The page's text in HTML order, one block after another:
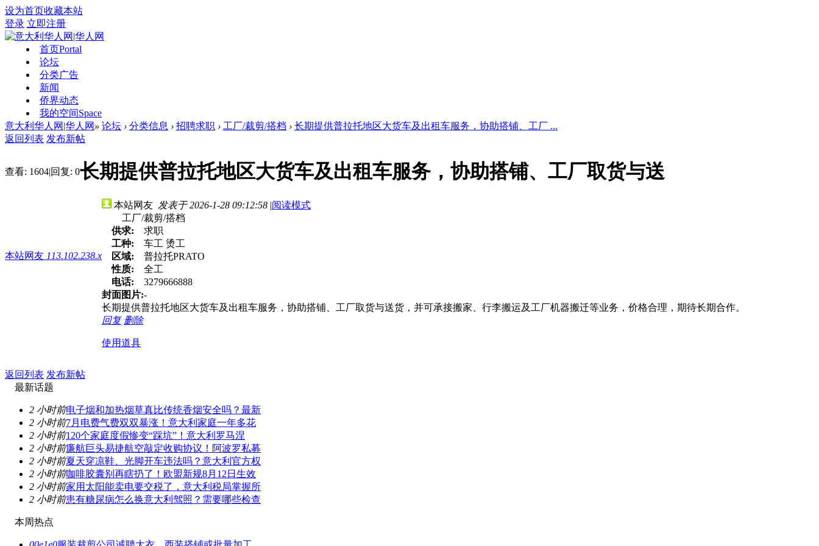
设为首页收藏本站
登录 立即注册
首页Portal
论坛
分类广告
新闻
侨界动态
我的空间Space
意大利华人网|华人网 » 论坛 › 分类信息 › 招聘求职 › 工厂/裁剪/搭档 › 长期提供普拉托地区大货车及出租车服务，协助搭铺、工厂 ...
返回列表 发布新帖
查看: 1604|回复: 0长期提供普拉托地区大货车及出租车服务，协助搭铺、工厂取货与送
本站网友 113.102.238.x
本站网友 发表于 2026-1-28 09:12:58 |阅读模式
工厂/裁剪/搭档
供求:
求职
工种:
车工 烫工
区域:
普拉托PRATO
性质:
全工
电话:
3279666888
封面图片:-
长期提供普拉托地区大货车及出租车服务，协助搭铺、工厂取货与送货，并可承接搬家、行李搬运及工厂机器搬迁等业务，价格合理，期待长期合作。
回复 删除
使用道具
返回列表 发布新帖
最新话题
2 小时前电子烟和加热烟草真比传统香烟安全吗？最新
2 小时前7月电费气费双双暴涨！意大利家庭一年多花
2 小时前120个家庭度假惨变“踩坑”！意大利罗马涅
2 小时前廉航巨头易捷航空敲定收购协议！阿波罗私募
2 小时前夏天穿凉鞋、光脚开车违法吗？意大利官方权
2 小时前咖啡胶囊别再瞎扔了！欧盟新规8月12日生效
2 小时前家用太阳能卖电要交税了，意大利税局掌握所
2 小时前患有糖尿病怎么换意大利驾照？需要哪些检查
本周热点